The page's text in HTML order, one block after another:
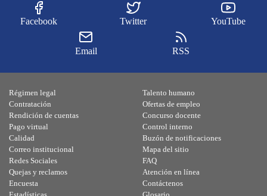
Facebook Twitter YouTube
Email RSS
Régimen legal
Contratación
Rendición de cuentas
Pago virtual
Calidad
Talento humano
Ofertas de empleo
Concurso docente
Control interno
Buzón de notificaciones
Correo institucional
Redes Sociales
Quejas y reclamos
Encuesta
Mapa del sitio
FAQ
Atención en línea
Contáctenos